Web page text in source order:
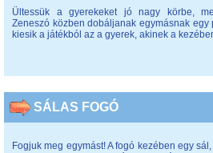
Ültessük a gyerekeket jó nagy körbe,
Zeneszó közben dobáljanak egymásnak
kiesik a játékból az a gyerek, akinek a
SÁLAS FOGÓ
Fogjuk meg egymást! A fogó kezében egy